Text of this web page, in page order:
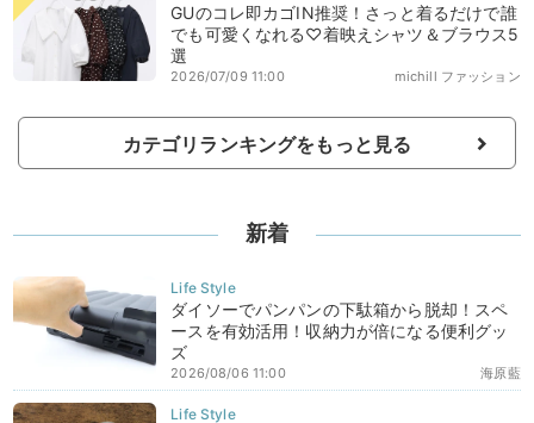
GUのコレ即カゴIN推奨！さっと着るだけで誰
でも可愛くなれる♡着映えシャツ＆ブラウス5
選
michill ファッション
2026/07/09 11:00
カテゴリランキングをもっと見る
新着
ダイソーでパンパンの下駄箱から脱却！スペ
ースを有効活用！収納力が倍になる便利グッ
ズ
海原藍
2026/08/06 11:00